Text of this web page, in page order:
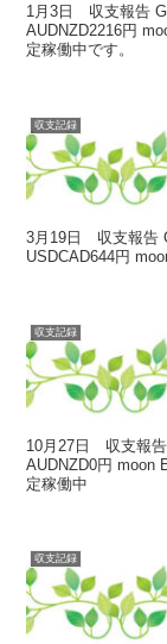
1月3日 収支報告
AUDNZD2216円
定稼働中です。
収支記録
3月19日 収支報告
USDCAD644円
収支記録
10月27日 収支報告
AUDNZD0円 moon
定稼働中
収支記録